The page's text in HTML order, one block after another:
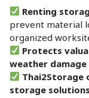
Renting
prevent material
organized
Protects
weather damage
Thai2Storage
storage solutions